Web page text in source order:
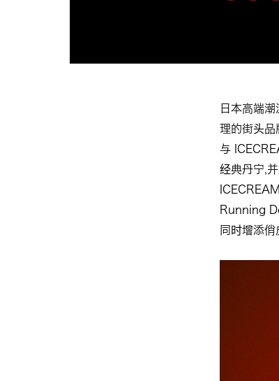
日本高端
理的街头
与
经典丹宁,
Running
同时增添俏